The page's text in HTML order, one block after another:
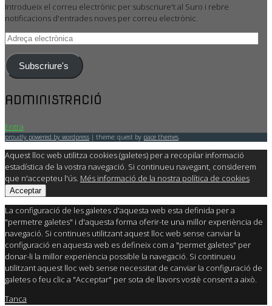
Introdueix el correu electrònic per subscriure't al Suro i rebre
notificacions d'entrades noves per correu electrònic.
Adreça
Subscriure's
ADMINISTRACIÓ
Entra
proudly powered by wordpress | theme: quest by pace themes.
Aquest lloc web utilitza cookies (galetes) per a recopilar informació
estadística de la vostra navegació. Si continueu navegant, considerem
que n'accepteu l'ús. Més informació de la nostra política de cookies
Acceptar
La configuració de les galetes d'aquesta web esta definida per a
"permetre galetes" i d'aquesta forma oferir-te una millor experiència de
navegació. Si continues utilitzant aquest lloc web sense canviar la
configuració en aquesta web es defineix com a "permet galetes" per
donar-li la millor experiència possible la navegació. Si continueu
utilitzant aquest lloc web sense necessitat de canviar la configuració de
galetes o feu clic a "Acceptar" per sota de llavors vostè consent a això.
Tanca